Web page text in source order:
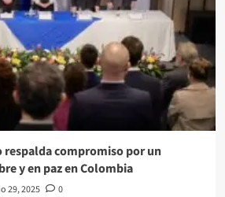
compromiso por un
y en paz en Colombia
29, 2025
0